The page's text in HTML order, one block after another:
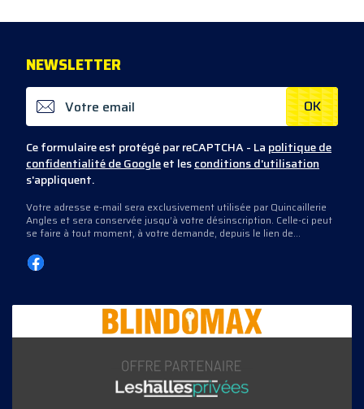
NEWSLETTER
OK
Ce formulaire est protégé par reCAPTCHA - La politique de
confidentialité de Googleet lesconditions d'utilisation
s'appliquent.
Votre adresse e-mail sera exclusivement utilisée par Quincaillerie
Angles et sera conservée jusqu’à votre désinscription. Celle-ci peut
se faire à tout moment, à votre demande, depuis le lien de
ou en nous contactant directement.